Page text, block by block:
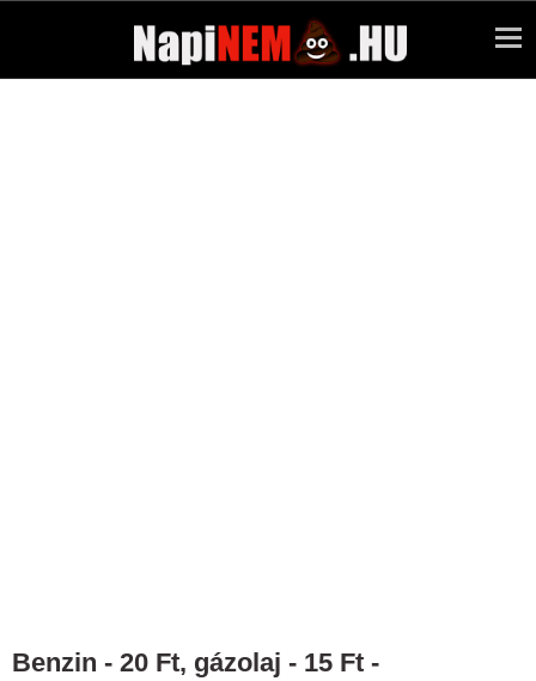
Benzin - 20 Ft, gázolaj - 15 Ft -